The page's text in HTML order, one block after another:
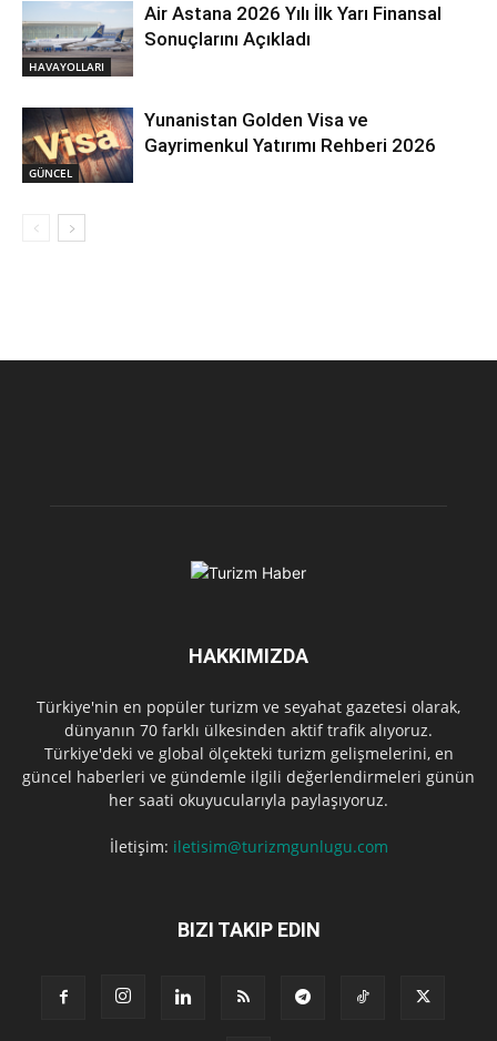
HAVAYOLLARI
Air Astana 2026 Yılı İlk Yarı Finansal
Sonuçlarını Açıkladı
GÜNCEL
Yunanistan Golden Visa ve
Gayrimenkul Yatırımı Rehberi 2026
HAKKIMIZDA
Türkiye'nin en popüler turizm ve seyahat gazetesi olarak,
dünyanın 70 farklı ülkesinden aktif trafik alıyoruz.
Türkiye'deki ve global ölçekteki turizm gelişmelerini, en
güncel haberleri ve gündemle ilgili değerlendirmeleri günün
her saati okuyucularıyla paylaşıyoruz.
İletişim: iletisim@turizmgunlugu.com
BIZI TAKIP EDIN